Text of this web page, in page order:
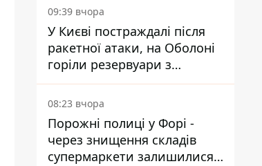
09:39 вчора
У Києві постраждалі після
ракетної атаки, на Оболоні
горіли резервуари з
паливом
08:23 вчора
Порожні полиці у Форі -
через знищення складів
супермаркети залишилися